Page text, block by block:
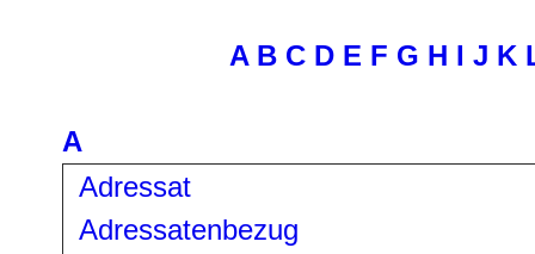
A B C D E F G H I J K
A
Adressat
Adressatenbezug